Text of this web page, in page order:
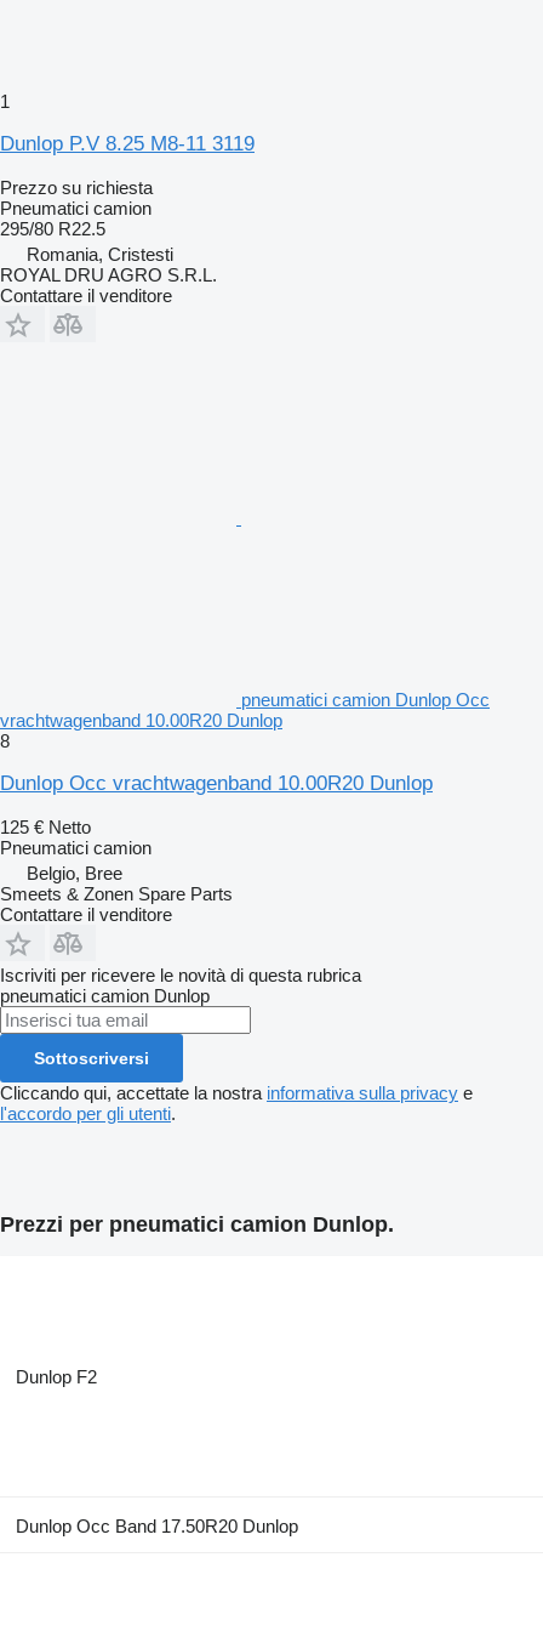
1
Dunlop P.V 8.25 M8-11 3119
Prezzo su richiesta
Pneumatici camion
295/80 R22.5
Romania, Cristesti
ROYAL DRU AGRO S.R.L.
Contattare il venditore
pneumatici camion Dunlop Occ
vrachtwagenband 10.00R20 Dunlop
8
Dunlop Occ vrachtwagenband 10.00R20 Dunlop
125 € Netto
Pneumatici camion
Belgio, Bree
Smeets & Zonen Spare Parts
Contattare il venditore
Iscriviti per ricevere le novità di questa rubrica
pneumatici camion Dunlop
Sottoscriversi
Cliccando qui, accettate la nostra informativa sulla privacy e
l'accordo per gli utenti.
Prezzi per pneumatici camion Dunlop.
Dunlop F2
Dunlop Occ Band 17.50R20 Dunlop